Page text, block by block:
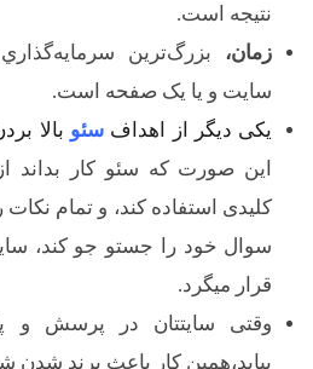
نتیجه است.
زمان، بزرگ‌ترين
سايت و يا يک صفحه است.
یکی دیگر از اهداف سئو بالا
این صورت که سئو کار بداند
کلیدی استفاده کند، و تمام نکات
سوال خود را جستو جو کند،
قرار میگرد.
وقتی سایتتان در پرسش و
بیاید،همین کار باعث برند